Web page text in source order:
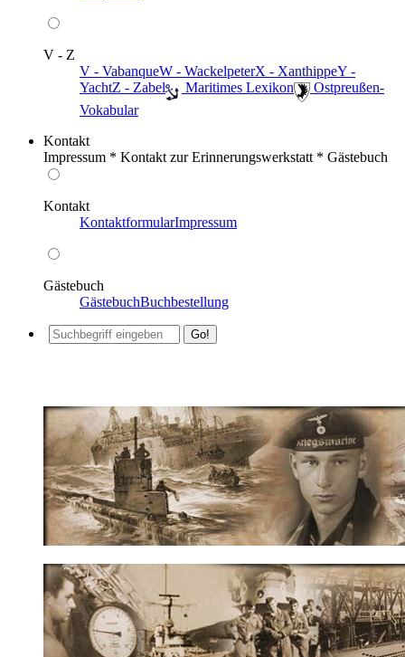
V - Z
V - VabanqueW - WackelpeterX - XanthippeY -
YachtZ - Zabel ️ Maritimes Lexikon
️ Ostpreußen-
Vokabular
Kontakt
Impressum * Kontakt zur Erinnerungswerkstatt * Gästebuch
Kontakt
KontaktformularImpressum
Gästebuch
GästebuchBuchbestellung